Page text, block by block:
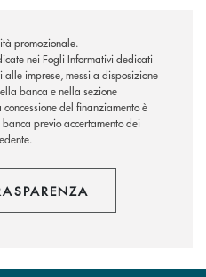
promozionale.
nei Fogli Informativi dedicati
imprese, messi a disposizione
banca e nella sezione
del finanziamento è
previo accertamento dei